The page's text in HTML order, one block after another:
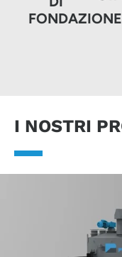
FONDAZIONE
I NOSTRI